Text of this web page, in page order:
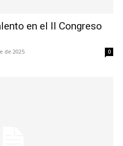
en el II Congreso
de 2025 0